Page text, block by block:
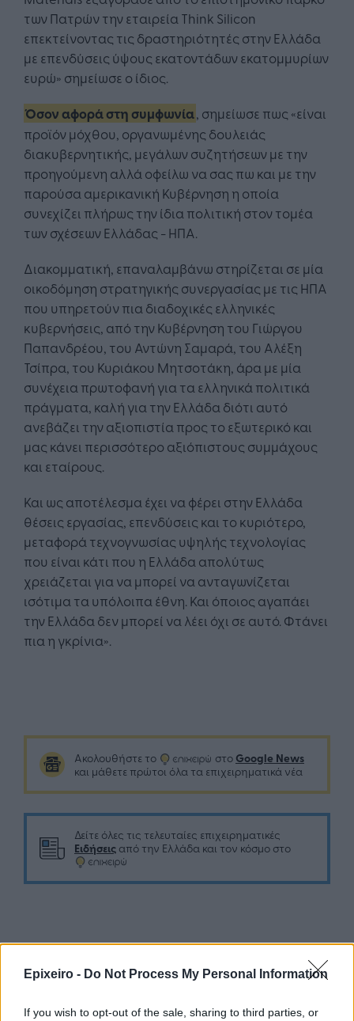
Epixeiro - Do Not Process My Personal Information
If you wish to opt-out of the sale, sharing to third parties, or
των Πατρών την εταιρεία Think Silicon
επεκτείνοντας τις δραστηριότητές στην Ελλάδα
με επενδύσεις ύψους εκατοντάδων εκατομμυρίων
ευρώ» σημείωσε ο ίδιος.
Όσον αφορά στη συμφωνία, σημείωσε πως «είναι
προϊόν μόχθου, οργανωμένης δουλειάς
διακυβερνητικής, μεγάλων συζητήσεων με την
προηγούμενη αλλά οφείλω να σας πω και με την
παρούσα αμερικανική Κυβέρνηση η οποία
συνεχίζει πλήρως την ίδια πολιτική στον τομέα
των σχέσεων Ελλάδας - ΗΠΑ.
Διακομματική, επαναλαμβάνω στηρίζεται σε μία
οικοδόμηση στρατηγικής συνεργασίας με τις ΗΠΑ
που υπηρετούν πια διαδοχικές ελληνικές
κυβερνήσεις, από την Κυβέρνηση του Γιώργου
Παπανδρέου, του Αντώνη Σαμαρά, του Αλέξη
Τσίπρα, του Κυριάκου Μητσοτάκη, άρα με μία
συνέχεια πρωτοφανή για τα ελληνικά πολιτικά
πράγματα, καλή για την Ελλάδα διότι αυτό
ανεβάζει την αξιοπιστία προς το εξωτερικό και
μας κάνει περισσότερο αξιόπιστους συμμάχους
και εταίρους.
Και ως αποτέλεσμα έχει να φέρει στην Ελλάδα
θέσεις εργασίας, επενδύσεις και το κυριότερο,
μεταφορά τεχνογνωσίας υψηλής τεχνολογίας
που είναι κάτι που η Ελλάδα απολύτως
χρειάζεται για να μπορεί να ανταγωνίζεται
ισότιμα τα υπόλοιπα έθνη. Και όποιος αγαπάει
την Ελλάδα δεν μπορεί να λέει όχι σε αυτό. Φτάνει
πια η γκρίνια».
Ακολουθήστε το στο Google News
και μάθετε πρώτοι όλα τα επιχειρηματικά νέα
Δείτε όλες τις τελευταίες επιχειρηματικές
Ειδήσεις από την Ελλάδα και τον κόσμο στο